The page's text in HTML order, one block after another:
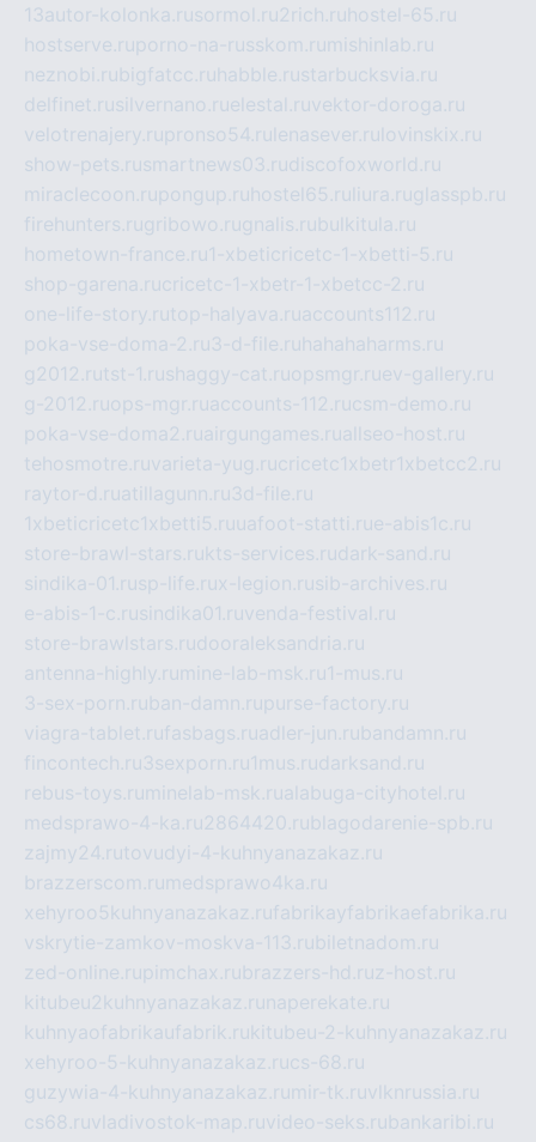
13autor-kolonka.rusormol.ru2rich.ru hostel-65.ru
hostserve.ruporno-na-russkom.ru mishinlab.ru
neznobi.rubigfatcc.ru habble.rustarbucksvia.ru
delfinet.rusilvernano.ruelestal.ruvektor-doroga.ru
velotrenajery.rupronso54.ru lenasever.ru lovinskix.ru
show-pets.rusmartnews03.rudiscofoxworld.ru
miraclecoon.rupongup.ru hostel65.ru liura.ruglasspb.ru
firehunters.rugribowo.rugnalis.rubulkitula.ru
hometown-france.ru1-xbeticricetc-1-xbetti-5.ru
shop-garena.rucricetc-1-xbetr-1-xbetcc-2.ru
one-life-story.rutop-halyava.ruaccounts112.ru
poka-vse-doma-2.ru3-d-file.ru hahahaharms.ru
g2012.rutst-1.rushaggy-cat.ruopsmgr.ruev-gallery.ru
g-2012.ruops-mgr.ruaccounts-112.rucsm-demo.ru
poka-vse-doma2.ruairgungames.ruallseo-host.ru
tehosmotre.ruvarieta-yug.rucricetc1xbetr1xbetcc2.ru
raytor-d.ruatillagunn.ru3d-file.ru
1xbeticricetc1xbetti5.ruuafoot-statti.rue-abis1c.ru
store-brawl-stars.rukts-services.rudark-sand.ru
sindika-01.rusp-life.rux-legion.rusib-archives.ru
e-abis-1-c.rusindika01.ruvenda-festival.ru
store-brawlstars.rudooraleksandria.ru
antenna-highly.ru mine-lab-msk.ru1-mus.ru
3-sex-porn.ruban-damn.rupurse-factory.ru
viagra-tablet.rufasbags.ruadler-jun.rubandamn.ru
fincontech.ru3sexporn.ru1mus.rudarksand.ru
rebus-toys.ru minelab-msk.rualabuga-cityhotel.ru
medsprawo-4-ka.ru2864420.rublagodarenie-spb.ru
zajmy24.rutovudyi-4-kuhnyanazakaz.ru
brazzerscom.ru medsprawo4ka.ru
xehyroo5kuhnyanazakaz.rufabrikayfabrikaefabrika.ru
vskrytie-zamkov-moskva-113.rubiletnadom.ru
zed-online.rupimchax.rubrazzers-hd.ruz-host.ru
kitubeu2kuhnyanazakaz.ru naperekate.ru
kuhnyaofabrikaufabrik.rukitubeu-2-kuhnyanazakaz.ru
xehyroo-5-kuhnyanazakaz.rucs-68.ru
guzywia-4-kuhnyanazakaz.ru mir-tk.ruvlknrussia.ru
cs68.ruvladivostok-map.ruvideo-seks.rubankaribi.ru